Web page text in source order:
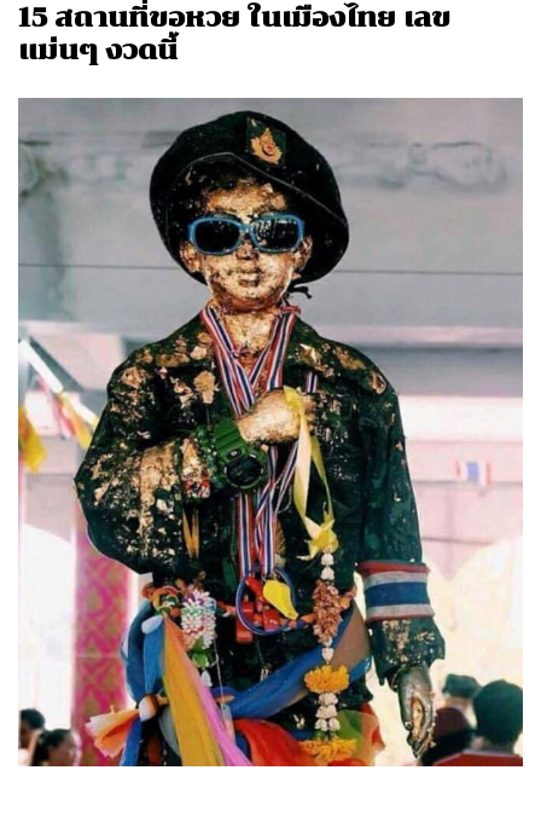
15 สถานที่ขอหวย ในเมืองไทย เลข
แม่นๆ งวดนี้